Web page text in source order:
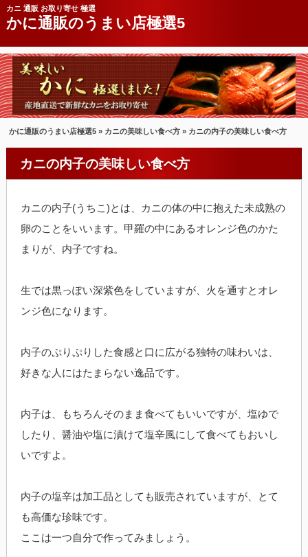
カニ 通販 お取り寄せ 極選
かに通販のうまい店極選5
かに通販のうまい店極選5 » カニの美味しい食べ方 » カニの内子の美味しい食べ方
カニの内子の美味しい食べ方
カニの内子(うちこ)とは、カニの体の中に抱えた未成熟の
卵のことをいいます。甲羅の中にあるオレンジ色のかた
まりが、内子ですね。
生では黒っぽい深紫色をしていますが、火を通すとオレ
ンジ色になります。
内子のぷりぷりした食感と口に広がる独特の味わいは、
好きな人にはたまらない逸品です。
内子は、もちろんそのまま食べてもいいですが、塩ゆで
したり、醤油や塩に漬けて塩辛風にして食べてもおいし
いですよ。
内子の塩辛は加工品としても販売されていますが、とて
も高価な珍味です。
ここは一つ自分で作ってみましょう。